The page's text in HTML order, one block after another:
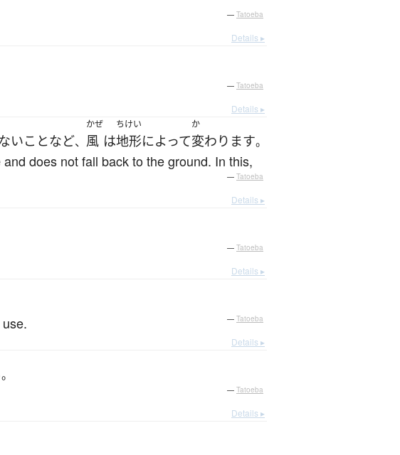
— Tatoeba
Details ▸
— Tatoeba
Details ▸
いことなど、
かぜ
風 は
ちけい
地形によって
か
変わります。
does not fall back to the ground. In this,
— Tatoeba
Details ▸
— Tatoeba
Details ▸
— Tatoeba
Details ▸
。
— Tatoeba
Details ▸